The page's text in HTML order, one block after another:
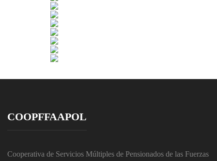
COOPFFAAPOL
Cooperativa de Servicios Múltiples de Pensionados de las Fuerzas